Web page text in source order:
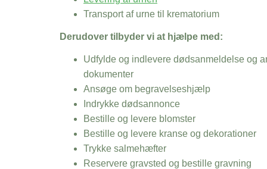
Transport af urne til krematorium
Derudover tilbyder vi at hjælpe med:
Udfylde og indlevere dødsanmeldelse og
dokumenter
Ansøge om begravelseshjælp
Indrykke dødsannonce
Bestille og levere blomster
Bestille og levere kranse og dekorationer
Trykke salmehæfter
Reservere gravsted og bestille gravning